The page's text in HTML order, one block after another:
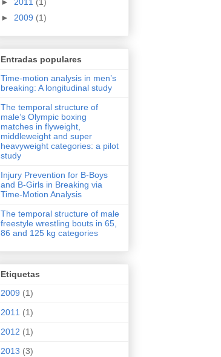
► 2009 (1)
Entradas populares
Time-motion analysis in men’s
breaking: A longitudinal study
The temporal structure of
male’s Olympic boxing
matches in flyweight,
middleweight and super
heavyweight categories: a pilot
study
Injury Prevention for B-Boys
and B-Girls in Breaking via
Time-Motion Analysis
The temporal structure of male
freestyle wrestling bouts in 65,
86 and 125 kg categories
Etiquetas
2009 (1)
2011 (1)
2012 (1)
2013 (3)